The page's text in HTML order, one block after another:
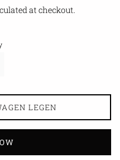
at checkout.
LEGEN